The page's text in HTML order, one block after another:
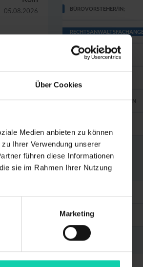
Über Cookies
Medien anbieten zu können
Ihrer Verwendung unserer
führen diese Informationen
sie im Rahmen Ihrer Nutzung
Marketing
05.08.2026
Köln
Bonn
29.07.2026
Köln
BÜROVORSTEHER/IN;
RECHTSFACHWIRT/IN
AUSZUBILDENDE/R
SCHÜLERPRAKTIKANT/-IN
STELLENUMFANG
TEILZEIT